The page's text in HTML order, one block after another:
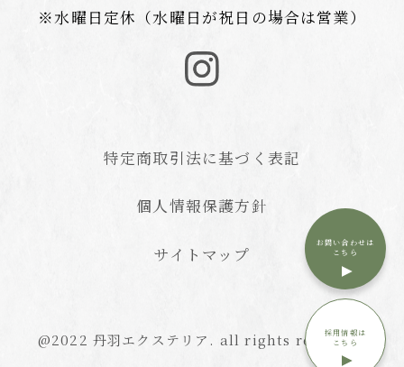
お問い合わせは
こちら
採用情報は
こちら
※水曜日定休（水曜日が祝日の場合は営業）
特定商取引法に基づく表記
個人情報保護方針
サイトマップ
@2022 丹羽エクステリア. all rights reserved.